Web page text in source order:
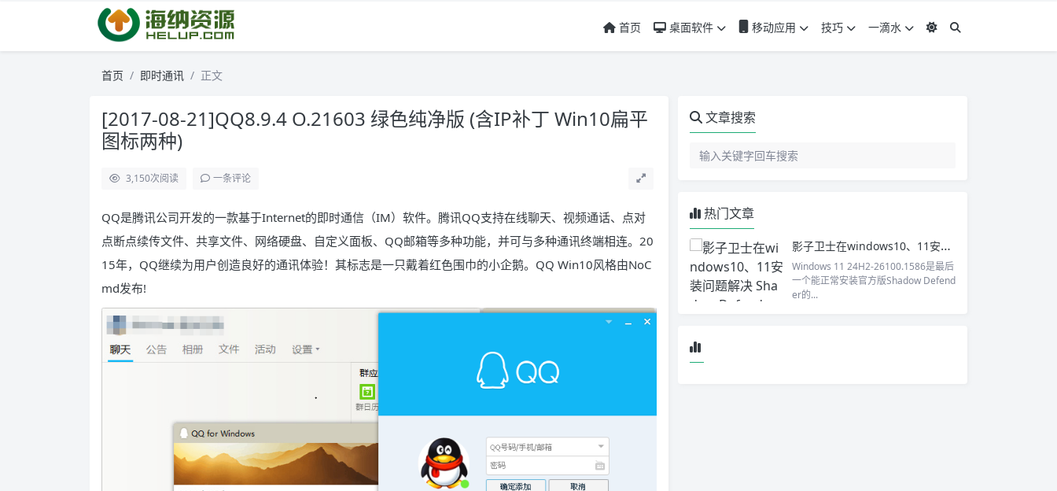
首页 桌面软件 移动应用 技巧 一滴水
首页 即时通讯 正文
[2017-08-21]QQ8.9.4 O.21603 绿色纯净版 (含IP补丁 Win10扁平
图标两种)
3,150次阅读 一条评论
QQ是腾讯公司开发的一款基于Internet的即时通信（IM）软件。腾讯QQ支持在线聊天、视频通话、点对
点断点续传文件、共享文件、网络硬盘、自定义面板、QQ邮箱等多种功能，并可与多种通讯终端相连。20
15年，QQ继续为用户创造良好的通讯体验！其标志是一只戴着红色围巾的小企鹅。QQ Win10风格由NoC
md发布!
文章搜索
热门文章
影子卫士在windows10、11安装问题解决 Shadow Defender 1.5.0.726 简体中文完全汉化免注册版
Windows 11 24H2-26100.1586是最后
一个能正常安装官方版Shadow Defend
er的...